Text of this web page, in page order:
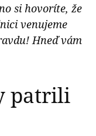
si hovoríte, že
venujeme
Hneď vám
patrili